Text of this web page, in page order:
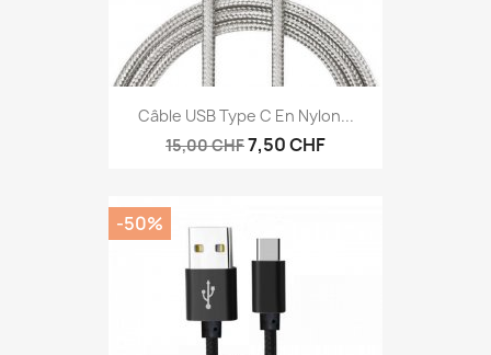
Câble USB Type C En Nylon...
15,00 CHF7,50 CHF
-50%